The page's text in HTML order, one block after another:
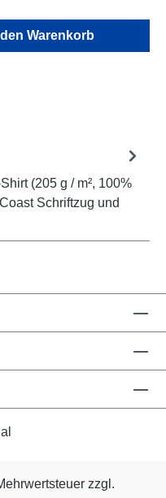
gewünschten
den Warenkorb
(205 g / m², 100%
Schriftzug und
zzgl.